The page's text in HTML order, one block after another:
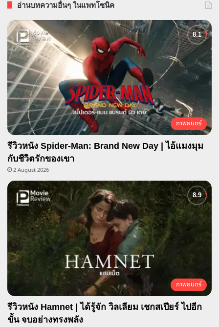
อ่านบทความอื่นๆ ในแพทโซนิค
ภาพยนตร์
รีวิวหนัง Spider-Man: Brand New Day | ไอ้แมงมุม
กับชีวิตรักของเขา
2 August 2026
ภาพยนตร์
รีวิวหนัง Hamnet | ได้รู้จัก วิลเลียม เชกสเปียร์ ไปอีก
ขั้น จบอย่างทรงพลัง